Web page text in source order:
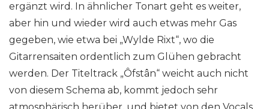
ergänzt wird. In ähnlicher Tonart geht es weiter,
aber hin und wieder wird auch etwas mehr Gas
gegeben, wie etwa bei „Wylde Rixt“, wo die
Gitarrensaiten ordentlich zum Glühen gebracht
werden. Der Titeltrack „Ôfstân“ weicht auch nicht
von diesem Schema ab, kommt jedoch sehr